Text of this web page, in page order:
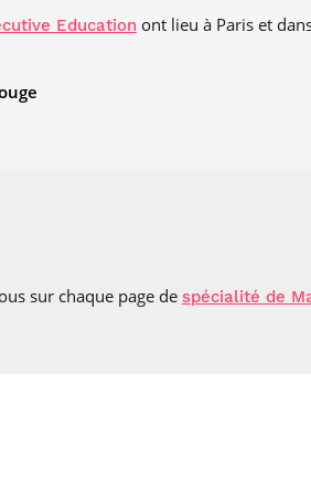
Education ont lieu à Paris et
sur chaque page de spécialité de